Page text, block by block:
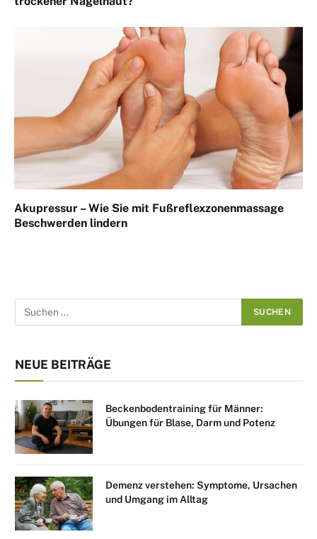
Akupressur – Wie Sie mit Fußreflexzonenmassage
Beschwerden lindern
NEUE BEITRÄGE
Beckenbodentraining für Männer:
Übungen für Blase, Darm und Potenz
Demenz verstehen: Symptome, Ursachen
und Umgang im Alltag